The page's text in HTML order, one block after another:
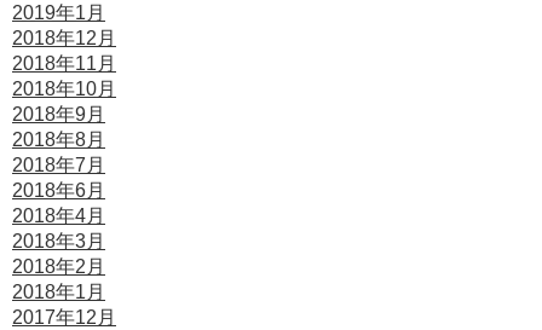
2019年1月
2018年12月
2018年11月
2018年10月
2018年9月
2018年8月
2018年7月
2018年6月
2018年4月
2018年3月
2018年2月
2018年1月
2017年12月